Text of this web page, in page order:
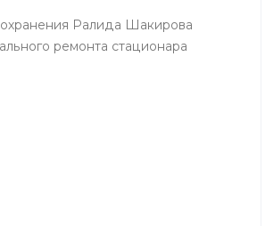
Ралида Шакирова
ремонта стационара